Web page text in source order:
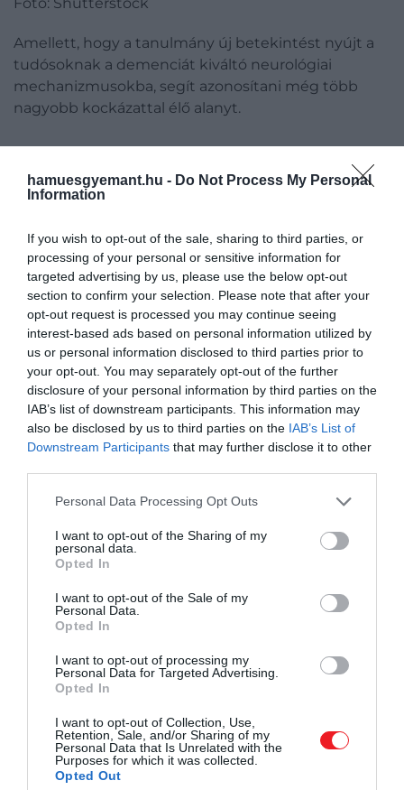
hamuesgyemant.hu - Do Not Process My Personal
Information
If you wish to opt-out of the sale, sharing to third parties, or
processing of your personal or sensitive information for
targeted advertising by us, please use the below opt-out
section to confirm your selection. Please note that after your
opt-out request is processed you may continue seeing
interest-based ads based on personal information utilized by
us or personal information disclosed to third parties prior to
your opt-out. You may separately opt-out of the further
disclosure of your personal information by third parties on the
IAB’s list of downstream participants. This information may
also be disclosed by us to third parties on the IAB’s List of
Downstream Participants that may further disclose it to other
Please note that this website/app uses one or more Google
not limited to your visit or usage behaviour. You may click to
grant or deny consent to Google and its third-party tags to
use your data for below specified purposes in below Google
consent section.
Personal Data Processing Opt Outs
I want to opt-out of the Sharing of my
personal data.
Opted In
I want to opt-out of the Sale of my
Personal Data.
Opted In
I want to opt-out of processing my
Personal Data for Targeted Advertising.
Opted In
I want to opt-out of Collection, Use,
Retention, Sale, and/or Sharing of my
Personal Data that Is Unrelated with the
Purposes for which it was collected.
Opted Out
Amellett, hogy a tanulmány új betekintést nyújt a
tudósoknak a demenciát kiváltó neurológiai
mechanizmusokba, segít azonosítani még több
nagyobb kockázattal élő alanyt.
Annak meghatározásával,
nagyobb a demencia
kockázata, valamint annak
kutatásával, miképp
befolyásolják a
kockázatokat a gyógyszerek
és az életmódváltás, az
eredmények
felhasználhatóak a
gondozók és a klinikusok
oktatására is
– fejtette kiMichal Schnaider Beeri neurológus.
Ez is érdekelhet:
Az Egyesült Államokban a felnőttek több mint 3
százaléka rendelkezik ADHD-diagnózissal. Mindez a
figyelemre, a mozgásra és az ingerek kezelésére van